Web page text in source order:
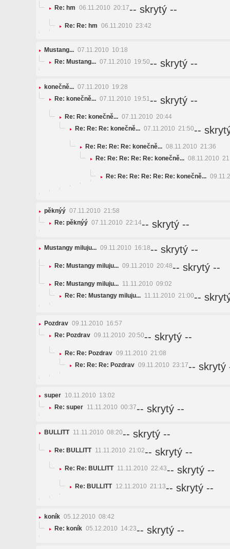
Re: hm 06.11.2010 20:17-- skrytý --
Re: Re: hm 06.11.2010 23:42
Mustang... 07.11.2010 10:18
Re: Mustang... 07.11.2010 19:50-- skrytý --
konečně... 07.11.2010 19:28
Re: konečně... 07.11.2010 19:51-- skrytý --
Re: Re: konečně... 07.11.2010 20:44
Re: Re: Re: konečně... 07.11.2010 21:50--
Re: Re: Re: Re: konečně... 08.11.2010 21:36
Re: Re: Re: Re: Re: konečně... 08.11.2010
Re: Re: Re: Re: Re: Re: konečně...
pěknýý 07.11.2010 21:58
Re: pěknýý 07.11.2010 22:14-- skrytý --
Mustangy miluju... 09.11.2010 16:18-- skrytý --
Re: Mustangy miluju... 09.11.2010 20:48-- skrytý --
Re: Mustangy miluju... 11.11.2010 09:02
Re: Re: Mustangy miluju... 11.11.2010 21:00--
Pozdrav 09.11.2010 16:57
Re: Pozdrav 09.11.2010 20:50-- skrytý --
Re: Re: Pozdrav 09.11.2010 21:08
Re: Re: Re: Pozdrav 09.11.2010 23:17-- skrytý
super 10.11.2010 13:02
Re: super 11.11.2010 00:37-- skrytý --
BULLITT 11.11.2010 08:20-- skrytý --
Re: BULLITT 11.11.2010 21:02-- skrytý --
Re: Re: BULLITT 11.11.2010 22:43-- skrytý --
Re: BULLITT 12.11.2010 21:13-- skrytý --
koník 05.12.2010 08:42
Re: koník 05.12.2010 14:23-- skrytý --